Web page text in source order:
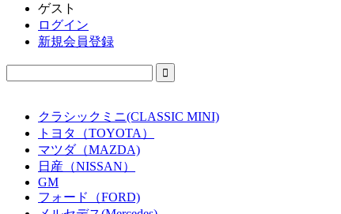
ゲスト
ログイン
新規会員登録
クラシックミニ(CLASSIC MINI)
トヨタ（TOYOTA）
マツダ（MAZDA)
日産（NISSAN）
GM
フォード（FORD)